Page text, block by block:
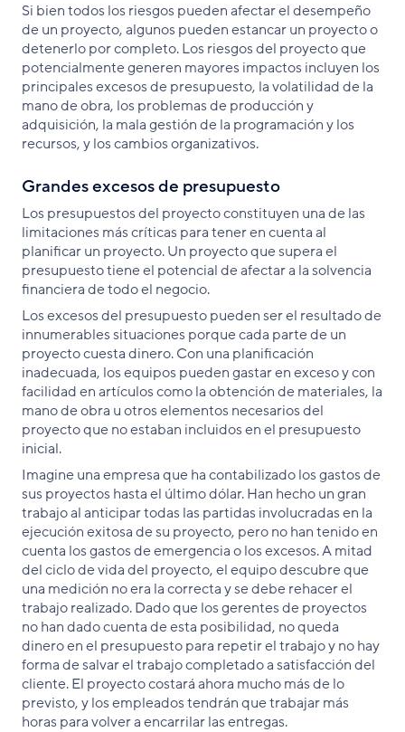
Si bien todos los riesgos pueden afectar el desempeño
de un proyecto, algunos pueden estancar un proyecto o
detenerlo por completo. Los riesgos del proyecto que
potencialmente generen mayores impactos incluyen los
principales excesos de presupuesto, la volatilidad de la
mano de obra, los problemas de producción y
adquisición, la mala gestión de la programación y los
recursos, y los cambios organizativos.
Grandes excesos de presupuesto
Los presupuestos del proyecto constituyen una de las
limitaciones más críticas para tener en cuenta al
planificar un proyecto. Un proyecto que supera el
presupuesto tiene el potencial de afectar a la solvencia
financiera de todo el negocio.
Los excesos del presupuesto pueden ser el resultado de
innumerables situaciones porque cada parte de un
proyecto cuesta dinero. Con una planificación
inadecuada, los equipos pueden gastar en exceso y con
facilidad en artículos como la obtención de materiales, la
mano de obra u otros elementos necesarios del
proyecto que no estaban incluidos en el presupuesto
inicial.
Imagine una empresa que ha contabilizado los gastos de
sus proyectos hasta el último dólar. Han hecho un gran
trabajo al anticipar todas las partidas involucradas en la
ejecución exitosa de su proyecto, pero no han tenido en
cuenta los gastos de emergencia o los excesos. A mitad
del ciclo de vida del proyecto, el equipo descubre que
una medición no era la correcta y se debe rehacer el
trabajo realizado. Dado que los gerentes de proyectos
no han dado cuenta de esta posibilidad, no queda
dinero en el presupuesto para repetir el trabajo y no hay
forma de salvar el trabajo completado a satisfacción del
cliente. El proyecto costará ahora mucho más de lo
previsto, y los empleados tendrán que trabajar más
horas para volver a encarrilar las entregas.